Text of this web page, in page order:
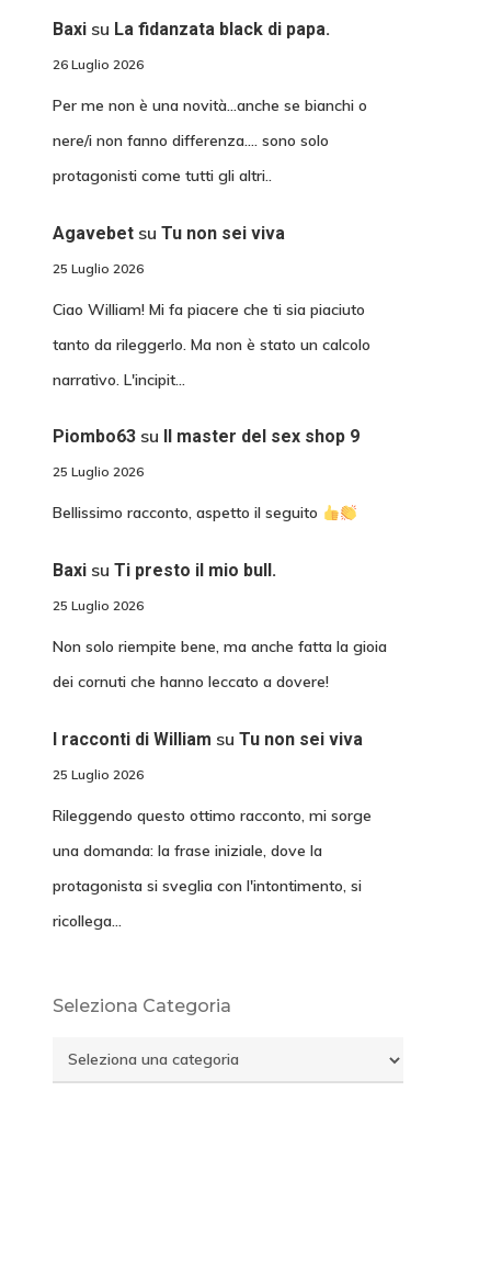
Baxisu La fidanzata black di papa.
26 Luglio 2026
Per me non è una novità...anche se bianchi o
nere/i non fanno differenza.... sono solo
protagonisti come tutti gli altri..
Agavebetsu Tu non sei viva
25 Luglio 2026
Ciao William! Mi fa piacere che ti sia piaciuto
tanto da rileggerlo. Ma non è stato un calcolo
narrativo. L'incipit…
Piombo63su Il master del sex shop 9
25 Luglio 2026
Bellissimo racconto, aspetto il seguito
Baxisu Ti presto il mio bull.
25 Luglio 2026
Non solo riempite bene, ma anche fatta la gioia
dei cornuti che hanno leccato a dovere!
I racconti di William su Tu non sei viva
25 Luglio 2026
Rileggendo questo ottimo racconto, mi sorge
una domanda: la frase iniziale, dove la
protagonista si sveglia con l'intontimento, si
ricollega…
Seleziona Categoria
Seleziona
Categoria